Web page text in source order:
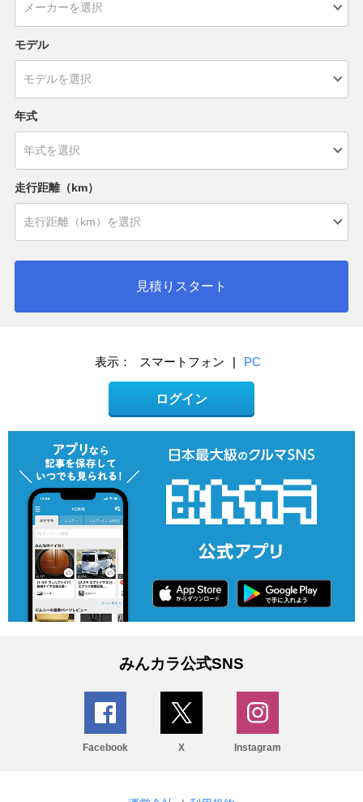
モデル
年式
走行距離（km）
見積りスタート
表示： スマートフォン | PC
ログイン
みんカラ公式SNS
Facebook X Instagram